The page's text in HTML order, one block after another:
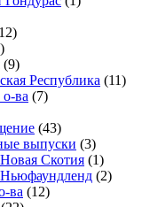
(9)
Республика (11)
ва (7)
(43)
выпуски (3)
Новая Скотия (1)
Ньюфаундленд (2)
ва (12)